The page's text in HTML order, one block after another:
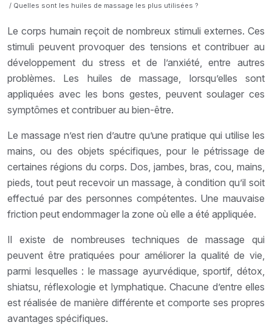
/ Quelles sont les huiles de massage les plus utilisées ?
Le corps humain reçoit de nombreux stimuli externes. Ces
stimuli peuvent provoquer des tensions et contribuer au
développement du stress et de l’anxiété, entre autres
problèmes. Les huiles de massage, lorsqu’elles sont
appliquées avec les bons gestes, peuvent soulager ces
symptômes et contribuer au bien-être.
Le massage n’est rien d’autre qu’une pratique qui utilise les
mains, ou des objets spécifiques, pour le pétrissage de
certaines régions du corps. Dos, jambes, bras, cou, mains,
pieds, tout peut recevoir un massage, à condition qu’il soit
effectué par des personnes compétentes. Une mauvaise
friction peut endommager la zone où elle a été appliquée.
Il existe de nombreuses techniques de massage qui
peuvent être pratiquées pour améliorer la qualité de vie,
parmi lesquelles : le massage ayurvédique, sportif, détox,
shiatsu, réflexologie et lymphatique. Chacune d’entre elles
est réalisée de manière différente et comporte ses propres
avantages spécifiques.